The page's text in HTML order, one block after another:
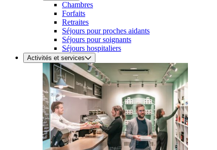
Chambres
Forfaits
Retraites
Séjours pour proches aidants
Séjours pour soignants
Séjours hospitaliers
Activités et services